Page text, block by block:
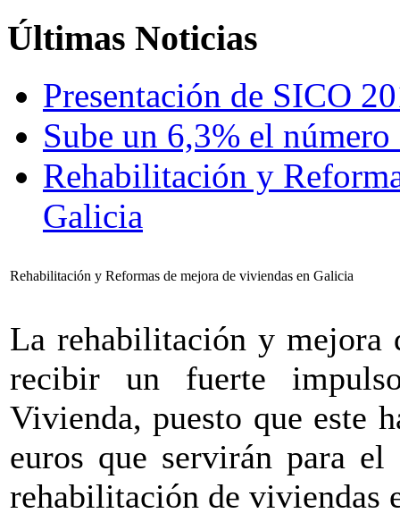
Últimas Noticias
Presentación de SICO
Sube un 6,3% el
Rehabilitación y
Galicia
Rehabilitación y Reformas de mejora de viviendas en Galicia
La rehabilitación y mejora
recibir un fuerte
Vivienda, puesto que este
euros que servirán para
rehabilitación de viviendas